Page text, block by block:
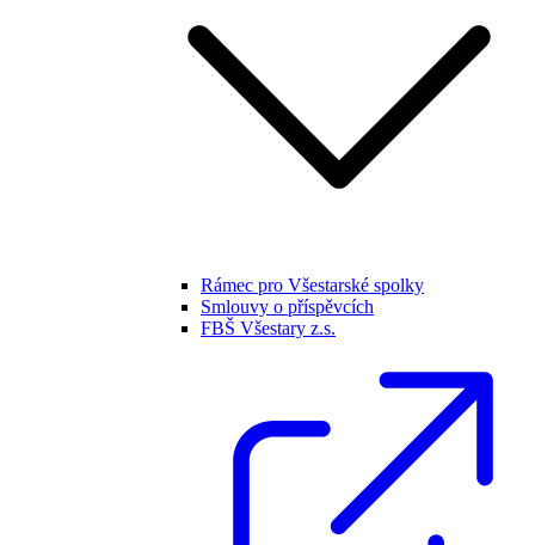
Rámec pro Všestarské spolky
Smlouvy o příspěvcích
FBŠ Všestary z.s.